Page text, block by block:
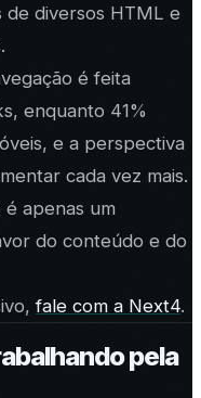
de diversos HTML e
é feita
enquanto 41%
e a perspectiva
cada vez mais.
apenas um
do conteúdo e do
fale com a Next4.
pela